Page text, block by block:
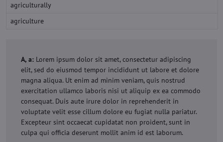
agriculturally
agriculture
A, a: Lorem ipsum dolor sit amet, consectetur adipiscing
elit, sed do eiusmod tempor incididunt ut labore et dolore
magna aliqua. Ut enim ad minim veniam, quis nostrud
exercitation ullamco laboris nisi ut aliquip ex ea commodo
consequat. Duis aute irure dolor in reprehenderit in
voluptate velit esse cillum dolore eu fugiat nulla pariatur.
Excepteur sint occaecat cupidatat non proident, sunt in
culpa qui officia deserunt mollit anim id est laborum.